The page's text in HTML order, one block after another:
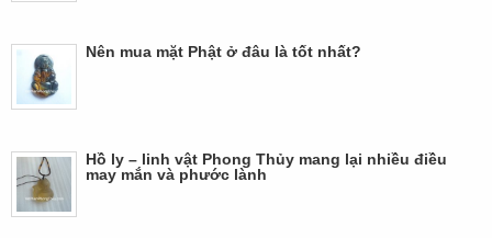
Nên mua mặt Phật ở đâu là tốt nhất?
Hồ ly – linh vật Phong Thủy mang lại nhiều điều
may mắn và phước lành